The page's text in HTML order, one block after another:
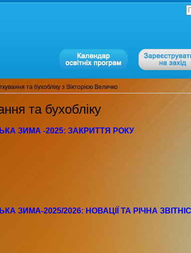
та бухобліку з Вікторією Величко
та бухобліку
ЗИМА -2025: ЗАКРИТТЯ РОКУ
ЗИМА-2025/2026: НОВАЦІЇ ТА РІЧНА